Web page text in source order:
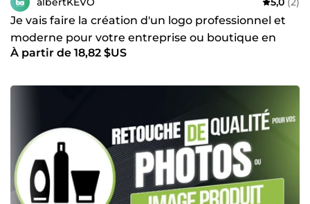
Je vais faire la création d'un logo professionnel et
moderne pour votre entreprise ou boutique en
ligne
À partir de 18,82 $US